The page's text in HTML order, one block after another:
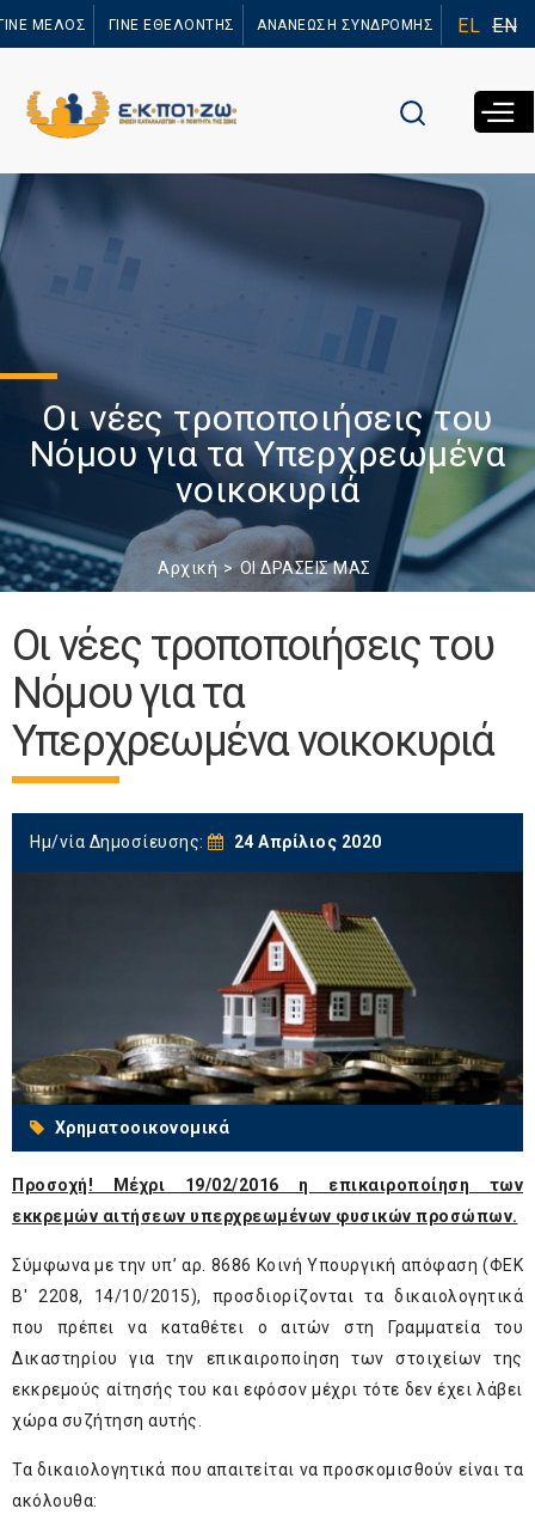
προς το
ΜΕΛΟΣ ΓΙΝΕ ΕΘΕΛΟΝΤΗΣ ΑΝΑΝΕΩΣΗ ΣΥΝΔΡΟΜΗΣ EL EN
Οι νέες τροποποιήσεις του
Νόμου για τα Υπερχρεωμένα
νοικοκυριά
Αρχική ΟΙ ΔΡΑΣΕΙΣ ΜΑΣ
Οι νέες τροποποιήσεις του
Νόμου για τα
Υπερχρεωμένα νοικοκυριά
Ημ/νία Δημοσίευσης: 24 Απρίλιος 2020
Χρηματοοικονομικά
Προσοχή! Μέχρι 19/02/2016 η επικαιροποίηση των
εκκρεμών αιτήσεων υπερχρεωμένων φυσικών προσώπων.
Σύμφωνα με την υπ’ αρ. 8686 Κοινή Υπουργική απόφαση (ΦΕΚ
Β' 2208, 14/10/2015), προσδιορίζονται τα δικαιολογητικά
που πρέπει να καταθέτει ο αιτών στη Γραμματεία του
Δικαστηρίου για την επικαιροποίηση των στοιχείων της
εκκρεμούς αίτησής του και εφόσον μέχρι τότε δεν έχει λάβει
χώρα συζήτηση αυτής.
Τα δικαιολογητικά που απαιτείται να προσκομισθούν είναι τα
ακόλουθα: